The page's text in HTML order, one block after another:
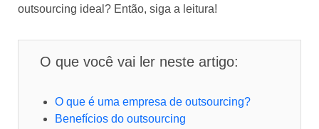
outsourcing ideal? Então, siga a leitura!
O que você vai ler neste artigo:
O que é uma empresa de outsourcing?
Benefícios do outsourcing